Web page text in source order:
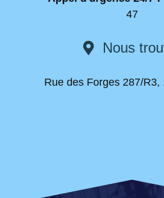
47
Nous
Rue des Forges 287/R3,